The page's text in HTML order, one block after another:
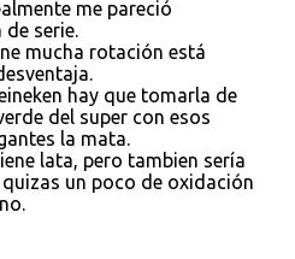
me pareció
de serie.
mucha rotación está
hay que tomarla de
del super con esos
la mata.
lata, pero tambien sería
quizas un poco de oxidación